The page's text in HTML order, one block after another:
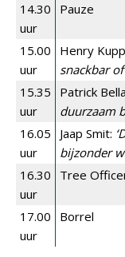
14.30
uur
Pauze
15.00
uur
Henry
snackbar
15.35
uur
Patrick
duurzaam
16.05
uur
Jaap Smit:
bijzonder
16.30
uur
Tree
17.00
uur
Borrel